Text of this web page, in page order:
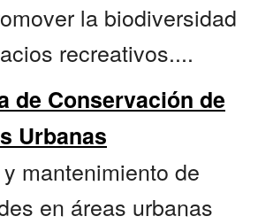
la biodiversidad
recreativos....
de Conservación de
Urbanas
mantenimiento de
en áreas urbanas